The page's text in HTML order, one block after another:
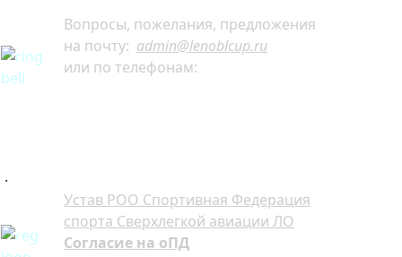
Вопросы, пожелания, предложения
на почту: admin@lenoblcup.ru
или по телефонам:
.
Устав РОО Спортивная Федерация
спорта Сверхлегкой авиации ЛО
Согласие на оПД